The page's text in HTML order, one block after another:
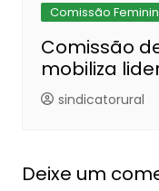
Comissão
Comissão
mobiliza
sindicatorural
Deixe um